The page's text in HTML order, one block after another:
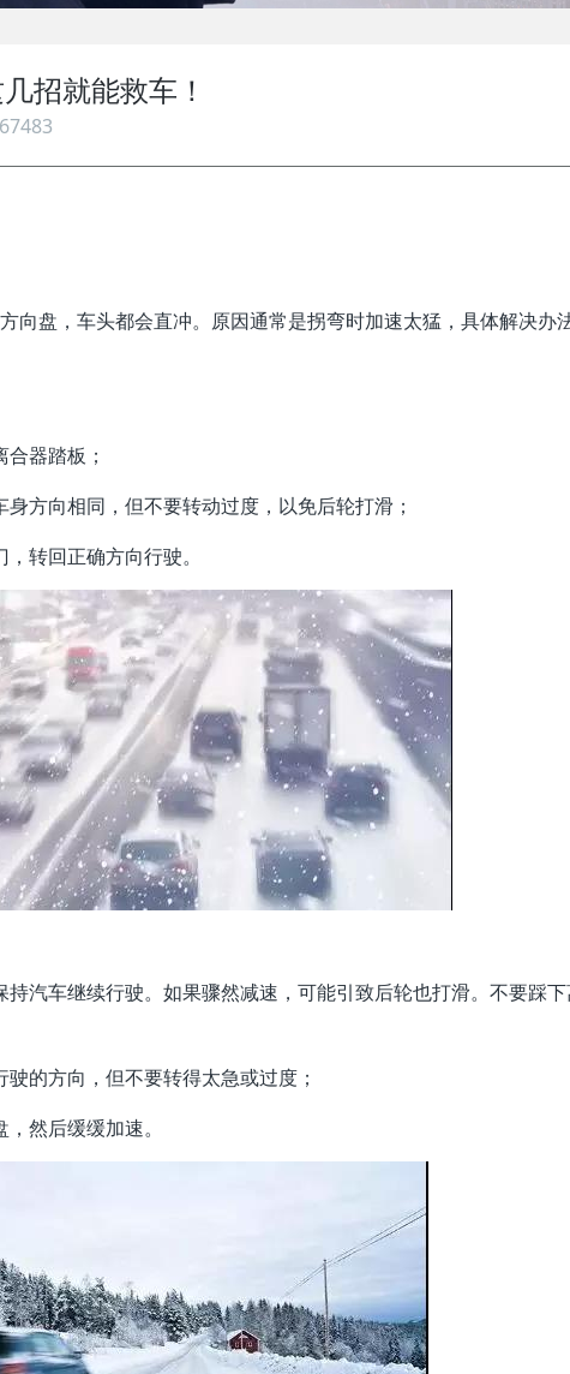
招就能救车！
67483
向盘，车头都会直冲。原因通常是拐弯时加速太猛，具体解决办
合器踏板；
身方向相同，但不要转动过度，以免后轮打滑；
转回正确方向行驶。
持汽车继续行驶。如果骤然减速，可能引致后轮也打滑。不要踩
驶的方向，但不要转得太急或过度；
然后缓缓加速。